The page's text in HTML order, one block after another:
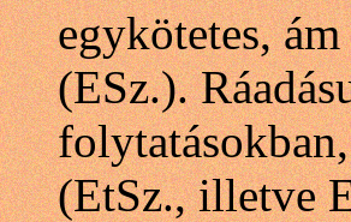
egykötetes,
(ESz.).
(EtSz., illetve